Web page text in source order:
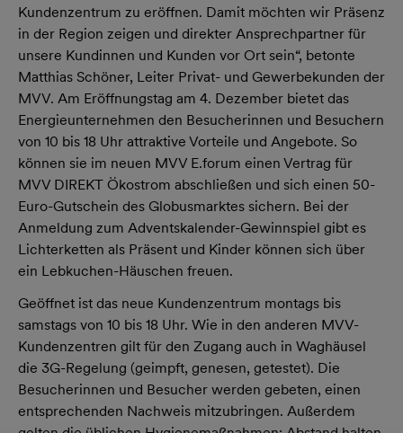
Kundenzentrum zu eröffnen. Damit möchten wir Präsenz
in der Region zeigen und direkter Ansprechpartner für
unsere Kundinnen und Kunden vor Ort sein“, betonte
Matthias Schöner, Leiter Privat- und Gewerbekunden der
MVV. Am Eröffnungstag am 4. Dezember bietet das
Energieunternehmen den Besucherinnen und Besuchern
von 10 bis 18 Uhr attraktive Vorteile und Angebote. So
können sie im neuen MVV E.forum einen Vertrag für
MVV DIREKT Ökostrom abschließen und sich einen 50-
Euro-Gutschein des Globusmarktes sichern. Bei der
Anmeldung zum Adventskalender-Gewinnspiel gibt es
Lichterketten als Präsent und Kinder können sich über
ein Lebkuchen-Häuschen freuen.
Geöffnet ist das neue Kundenzentrum montags bis
samstags von 10 bis 18 Uhr. Wie in den anderen MVV-
Kundenzentren gilt für den Zugang auch in Waghäusel
die 3G-Regelung (geimpft, genesen, getestet). Die
Besucherinnen und Besucher werden gebeten, einen
entsprechenden Nachweis mitzubringen. Außerdem